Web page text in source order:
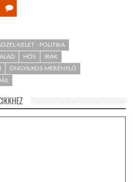
KELET - POLITIKA
HŐS
IRAK
ÖNGYILKOS MERÉNYLŐ